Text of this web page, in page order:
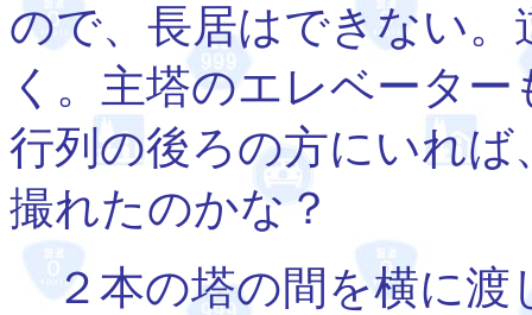
ので、長居はできない
く。主塔のエレベータ
行列の後ろの方にいれ
撮れたのかな？
２本の塔の間を横に渡